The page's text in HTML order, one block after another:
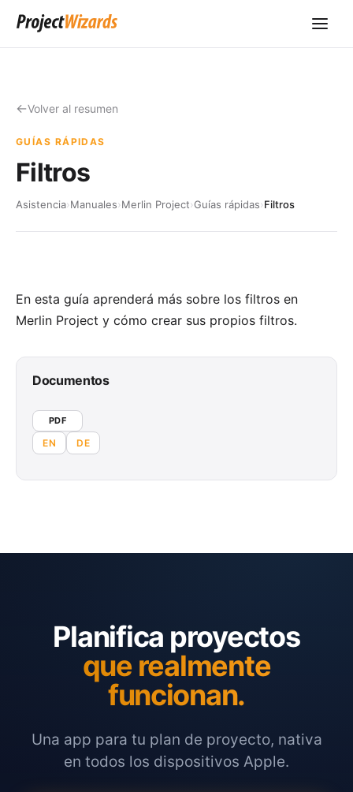
Volver al resumen
GUÍAS RÁPIDAS
Filtros
Asistencia›Manuales›Merlin Project›Guías rápidas›Filtros
En esta guía aprenderá más sobre los filtros en
Merlin Project y cómo crear sus propios filtros.
Documentos
PDF
EN DE
Planifica proyectos
que realmente
funcionan.
Una app para tu plan de proyecto, nativa
en todos los dispositivos Apple.